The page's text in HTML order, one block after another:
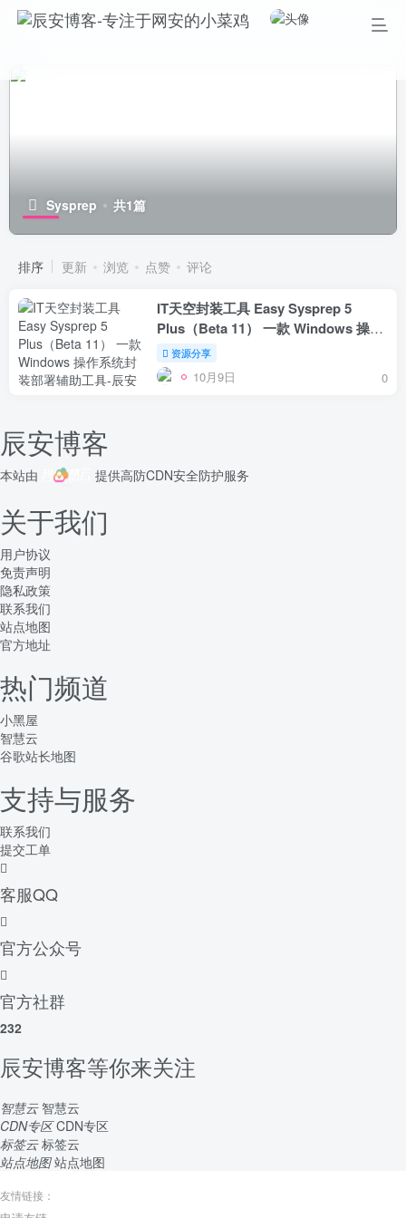
Sysprep 共1篇
排序 更新 浏览 点赞 评论
IT天空封装工具 Easy Sysprep 5
Plus（Beta 11） 一款 Windows 操作
系统封装部署辅助工具
资源分享
10月9日 0
辰安博客
本站由 提供高防CDN安全防护服务
关于我们
用户协议
免责声明
隐私政策
联系我们
站点地图
官方地址
热门频道
小黑屋
智慧云
谷歌站长地图
支持与服务
联系我们
提交工单
客服QQ
官方公众号
官方社群
232
辰安博客等你来关注
智慧云 智慧云
CDN专区 CDN专区
标签云 标签云
站点地图 站点地图
友情链接：